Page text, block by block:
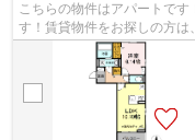
こちらの物件はアパートで
す！賃貸物件をお探しの方
に適した物件やニーズに合わ